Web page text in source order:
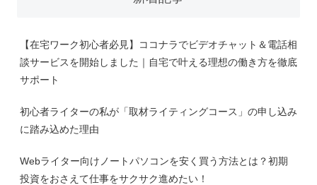
【在宅ワーク初心者必見】ココナラでビデオチャット＆電話相
談サービスを開始しました｜自宅で叶える理想の働き方を徹底
サポート
初心者ライターの私が「取材ライティングコース」の申し込み
に踏み込めた理由
Webライター向けノートパソコンを安く買う方法とは？初期
投資をおさえて仕事をサクサク進めたい！